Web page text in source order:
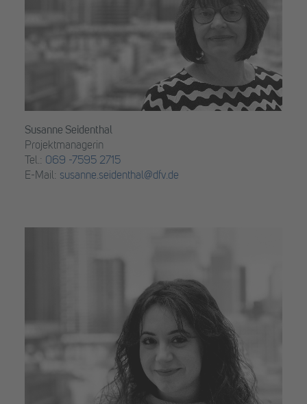
Susanne Seidenthal
Projektmanagerin
Tel.: 069 -7595 2715
E-Mail: susanne.seidenthal@dfv.de